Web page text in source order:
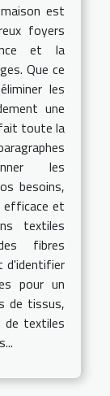
est
foyers
et la
Que ce
les
une
toute la
les
besoins,
efficace et
textiles
fibres
d'identifier
pour un
de tissus,
de textiles